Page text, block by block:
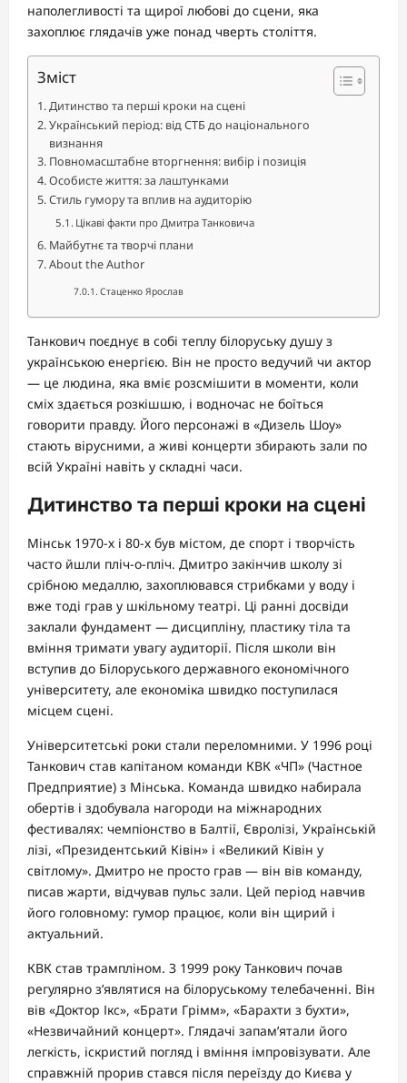
наполегливості та щирої любові до сцени, яка
захоплює глядачів уже понад чверть століття.
Зміст
Дитинство та перші кроки на сцені
Український період: від СТБ до національного
визнання
Повномасштабне вторгнення: вибір і позиція
Особисте життя: за лаштунками
Стиль гумору та вплив на аудиторію
Цікаві факти про Дмитра Танковича
Майбутнє та творчі плани
About the Author
Стаценко Ярослав
Танкович поєднує в собі теплу білоруську душу з
українською енергією. Він не просто ведучий чи актор
— це людина, яка вміє розсмішити в моменти, коли
сміх здається розкішшю, і водночас не боїться
говорити правду. Його персонажі в «Дизель Шоу»
стають вірусними, а живі концерти збирають зали по
всій Україні навіть у складні часи.
Дитинство та перші кроки на сцені
Мінськ 1970-х і 80-х був містом, де спорт і творчість
часто йшли пліч-о-пліч. Дмитро закінчив школу зі
срібною медаллю, захоплювався стрибками у воду і
вже тоді грав у шкільному театрі. Ці ранні досвіди
заклали фундамент — дисципліну, пластику тіла та
вміння тримати увагу аудиторії. Після школи він
вступив до Білоруського державного економічного
університету, але економіка швидко поступилася
місцем сцені.
Університетські роки стали переломними. У 1996 році
Танкович став капітаном команди КВК «ЧП» (Частное
Предприятие) з Мінська. Команда швидко набирала
обертів і здобувала нагороди на міжнародних
фестивалях: чемпіонство в Балтії, Євролізі, Українській
лізі, «Президентський Ківін» і «Великий Ківін у
світлому». Дмитро не просто грав — він вів команду,
писав жарти, відчував пульс зали. Цей період навчив
його головному: гумор працює, коли він щирий і
актуальний.
КВК став трампліном. З 1999 року Танкович почав
регулярно з’являтися на білоруському телебаченні. Він
вів «Доктор Ікс», «Брати Грімм», «Барахти з бухти»,
«Незвичайний концерт». Глядачі запам’ятали його
легкість, іскристий погляд і вміння імпровізувати. Але
справжній прорив стався після переїзду до Києва у